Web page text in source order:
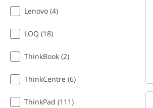
Lenovo (4)
LOQ (18)
ThinkBook (2)
ThinkCentre (6)
ThinkPad (111)